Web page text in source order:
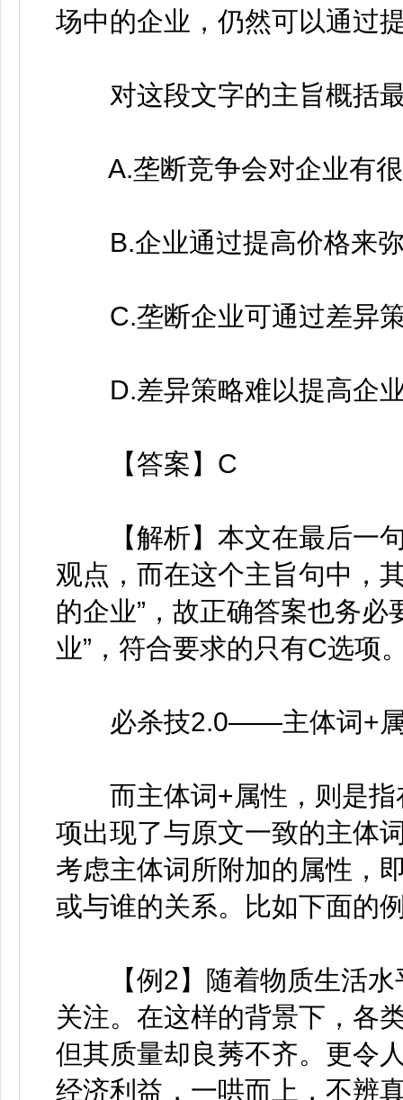
场中的企业，仍然可以通过
对这段文字的主旨概括最
A.垄断竞争会对企业有很
B.企业通过提高价格来弥
C.垄断企业可通过差异
D.差异策略难以提高企
【答案】C
【解析】本文在最后一句
观点，而在这个主旨句中，
的企业”，故正确答案也务
业”，符合要求的只有C选项
必杀技2.0——主体词+
而主体词+属性，则是指
项出现了与原文一致的主体
考虑主体词所附加的属性，
或与谁的关系。比如下面的
【例2】随着物质生活水
关注。在这样的背景下，各
但其质量却良莠不齐。更令
经济利益，一哄而上，不辨